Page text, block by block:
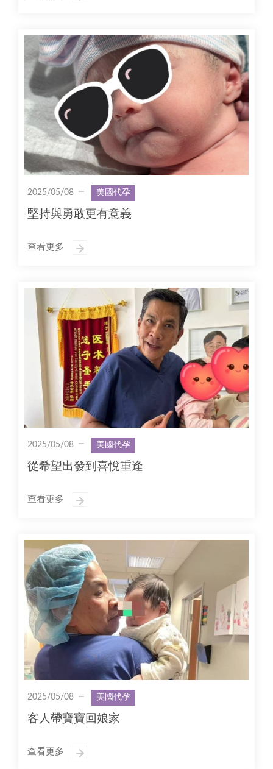
2025/05/08 美國代孕
堅持與勇敢更有意義
查看更多
2025/05/08 美國代孕
從希望出發到喜悅重逢
查看更多
2025/05/08 美國代孕
客人帶寶寶回娘家
查看更多